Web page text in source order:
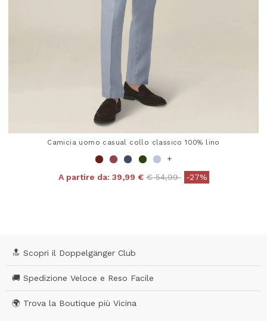
Camicia uomo casual collo classico 100% lino
+
A partire da: 39,99 € Price reduced from
€ 54,99to-27%
🔝 Scopri il Doppelgänger Club
🚚 Spedizione Veloce e Reso Facile
🌍 Trova la Boutique più Vicina